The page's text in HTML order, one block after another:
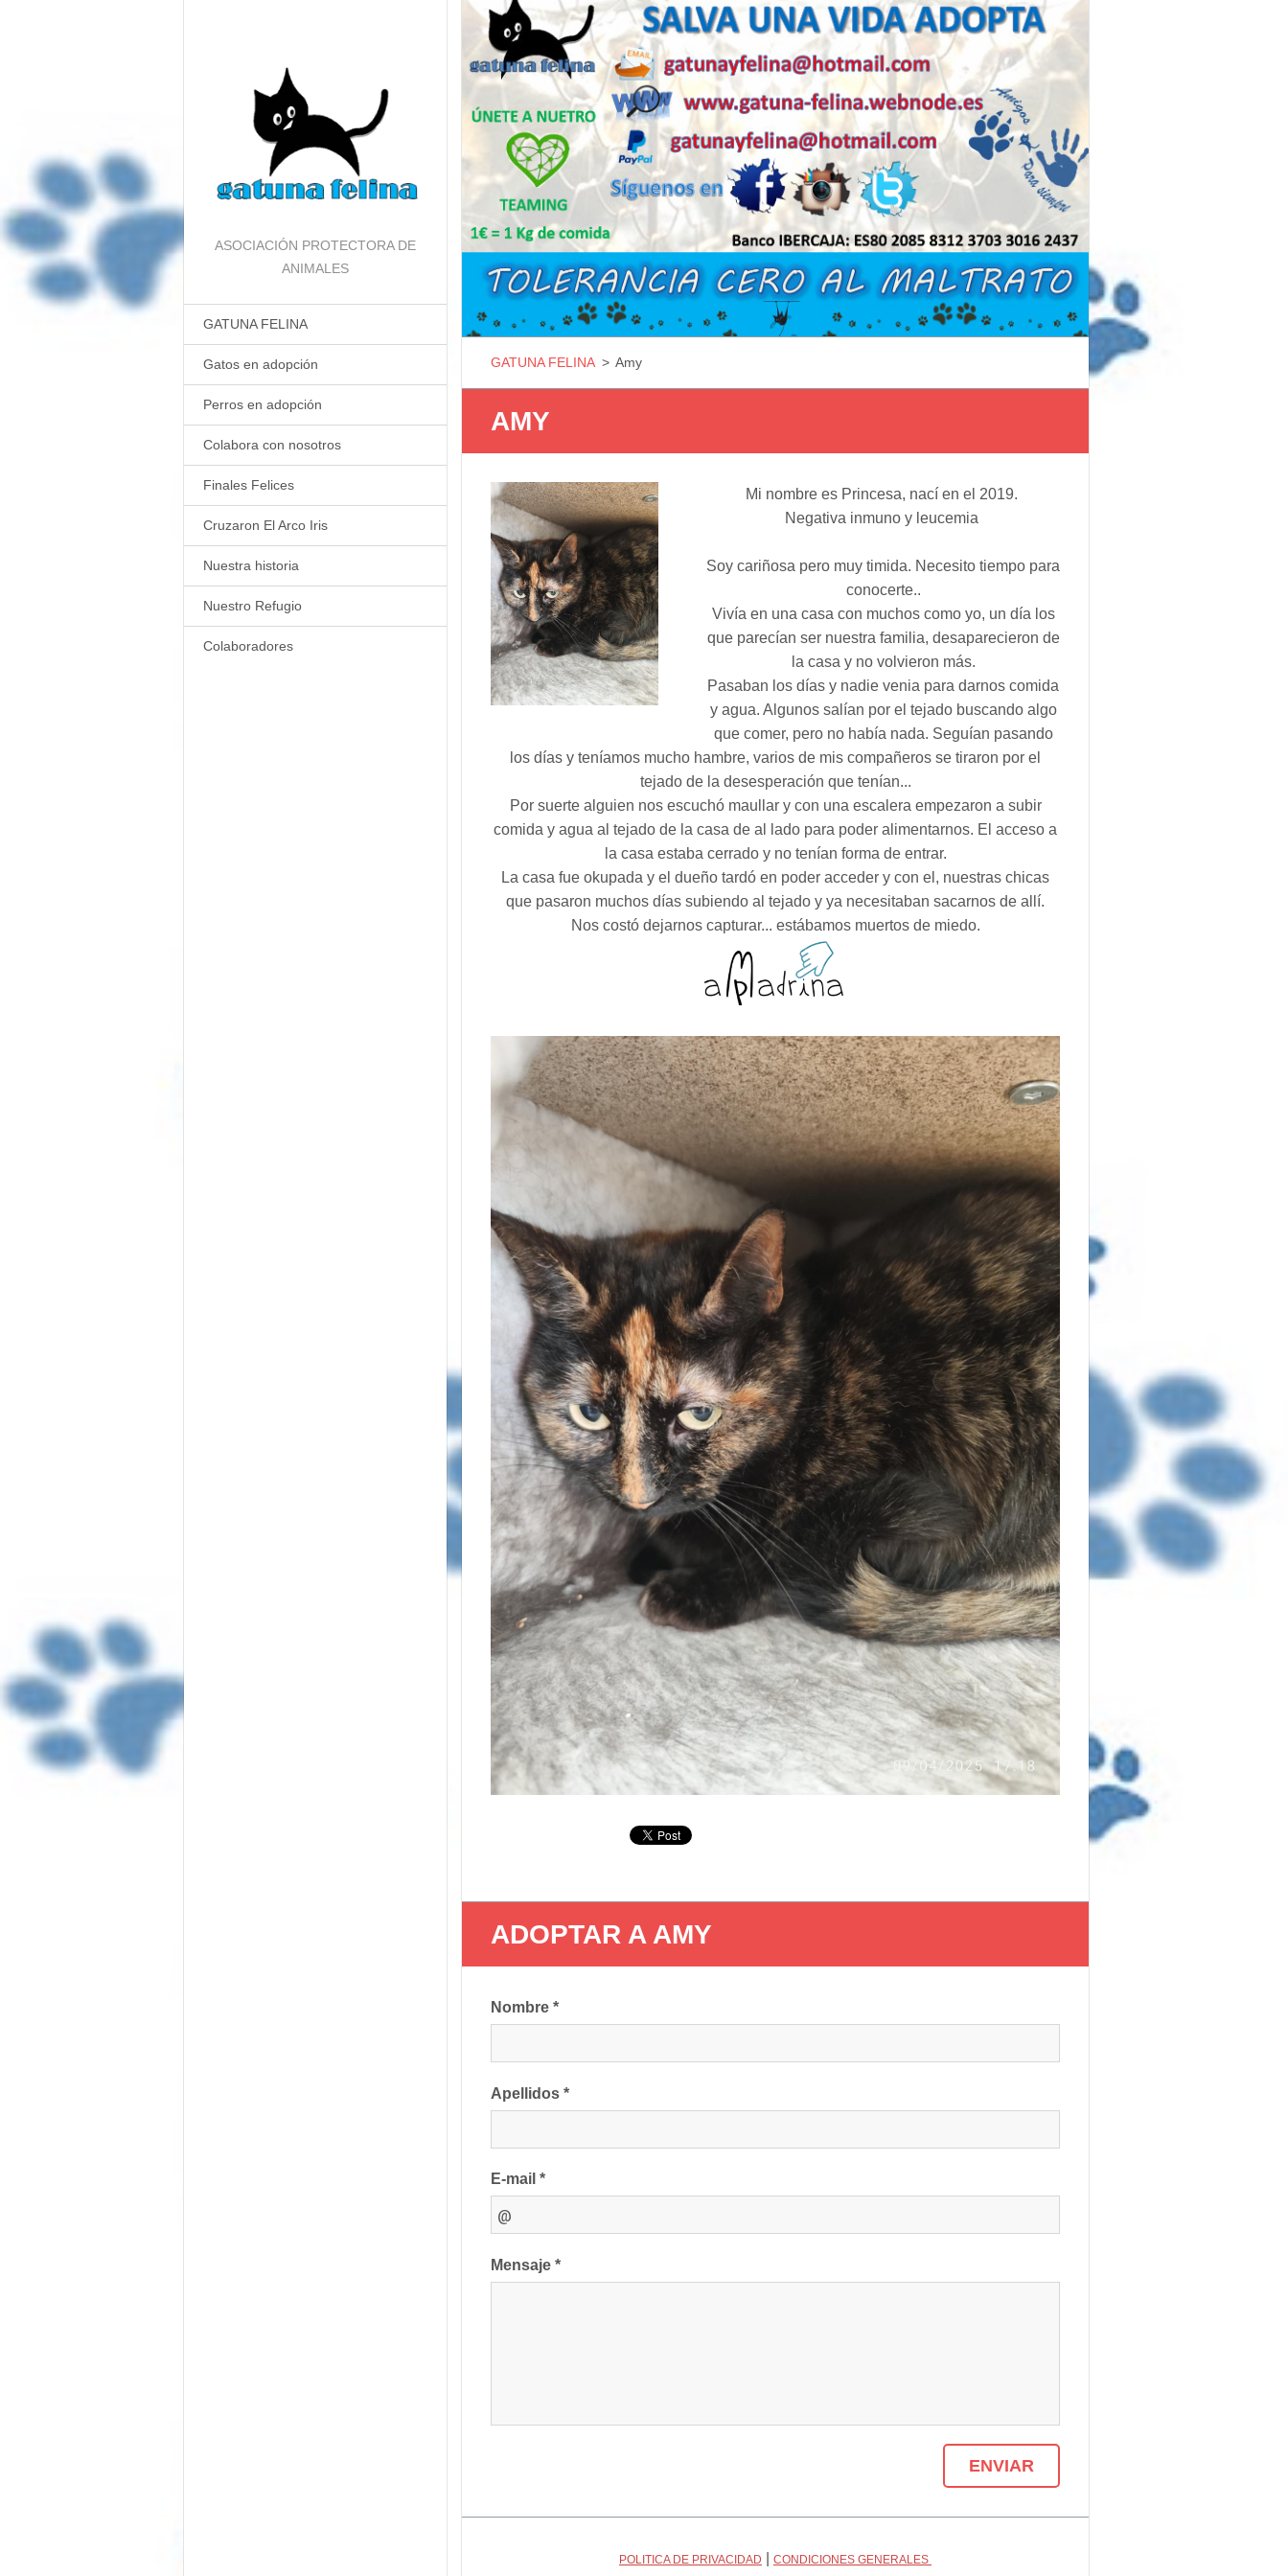
ASOCIACIÓN PROTECTORA DE
ANIMALES
GATUNA FELINA
Gatos en adopción
Perros en adopción
Colabora con nosotros
Finales Felices
Cruzaron El Arco Iris
Nuestra historia
Nuestro Refugio
Colaboradores
GATUNA FELINA > Amy
AMY
Mi nombre es Princesa, nací en el 2019.
Negativa inmuno y leucemia
Soy cariñosa pero muy timida. Necesito tiempo para
conocerte..
Vivía en una casa con muchos como yo, un día los
que parecían ser nuestra familia, desaparecieron de
la casa y no volvieron más.
Pasaban los días y nadie venia para darnos comida
y agua. Algunos salían por el tejado buscando algo
que comer, pero no había nada. Seguían pasando
los días y teníamos mucho hambre, varios de mis compañeros se tiraron por el
tejado de la desesperación que tenían...
Por suerte alguien nos escuchó maullar y con una escalera empezaron a subir
comida y agua al tejado de la casa de al lado para poder alimentarnos. El acceso a
la casa estaba cerrado y no tenían forma de entrar.
La casa fue okupada y el dueño tardó en poder acceder y con el, nuestras chicas
que pasaron muchos días subiendo al tejado y ya necesitaban sacarnos de allí.
Nos costó dejarnos capturar... estábamos muertos de miedo.
ADOPTAR A AMY
Nombre *
Apellidos *
E-mail *
Mensaje *
POLITICA DE PRIVACIDAD |CONDICIONES GENERALES